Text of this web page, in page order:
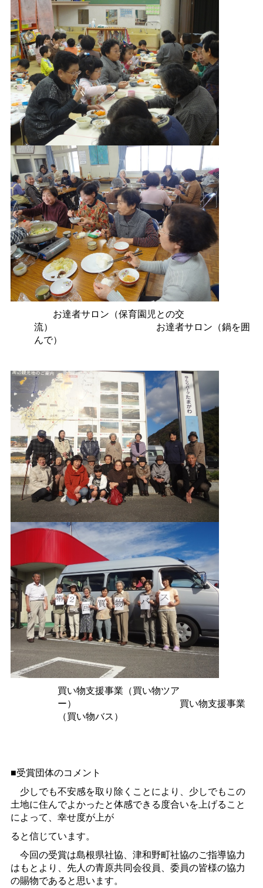
お達者サロン（保育園児との交
流）
お達者サロン（鍋を囲
んで）
買い物支援事業（買い物ツア
ー）
買い物支援事業
（買い物バス）
■受賞団体のコメント
少しでも不安感を取り除くことにより、少しでもこの
土地に住んでよかったと体感できる度合いを上げること
によって、幸せ度が上が
ると信じています。
今回の受賞は島根県社協、津和野町社協のご指導協力
はもとより、先人の青原共同会役員、委員の皆様の協力
の賜物であると思います。